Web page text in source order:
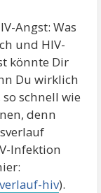
Angst: Was
und HIV-
könnte Dir
Du wirklich
schnell wie
denn
Infektion
hiv).